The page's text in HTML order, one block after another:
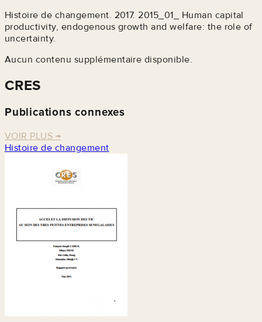
Histoire de changement. 2017. 2015_01_ Human capital
productivity, endogenous growth and welfare: the role of
uncertainty.
Aucun contenu supplémentaire disponible.
CRES
Publications connexes
VOIR PLUS →
Histoire de changement